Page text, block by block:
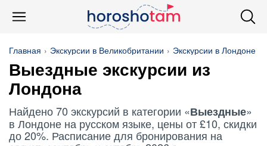
Главная Экскурсии в Великобритании Экскурсии в Лондоне
Выездные экскурсии из
Лондона
Найдено 70 экскурсий в категории «Выездные»
в Лондоне на русском языке, цены от £10, скидки
до 20%. Расписание для бронирования на